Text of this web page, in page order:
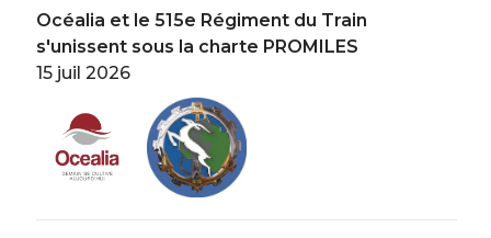
Océalia et le 515e Régiment du Train
s'unissent sous la charte PROMILES
15 juil 2026
Image
Image